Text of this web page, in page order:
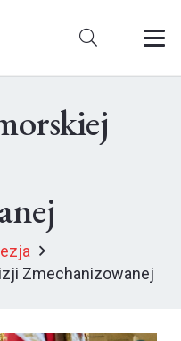
Zmechanizowanej